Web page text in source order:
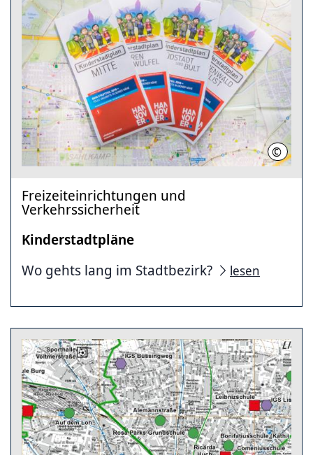
© LHH
Freizeiteinrichtungen und
Verkehrssicherheit
Kinderstadtpläne
Wo gehts lang im Stadtbezirk?
lesen